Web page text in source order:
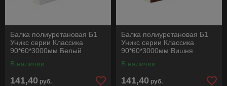
Балка полиуретановая Б1
Уникс серии Классика
90*60*3000мм Белый
В наличии
141,40 руб.
Балка полиуретановая Б1
Уникс серии Классика
90*60*3000мм Вишня
В наличии
141,40 руб.